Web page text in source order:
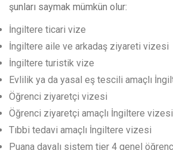
şunları saymak mümkün olur:
İngiltere ticari vize
İngiltere aile ve arkadaş ziyareti vizesi
İngiltere turistik vize
Evlilik ya da yasal eş tescili amaçlı
Öğrenci ziyaretçi vizesi
Öğrenci ziyaretçi amaçlı İngiltere vizesi
Tıbbi tedavi amaçlı İngiltere vizesi
Puana dayalı sistem tier 4 genel